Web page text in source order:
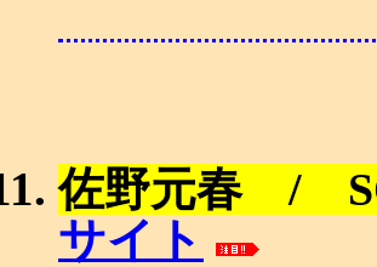
佐野元春 /
サイト